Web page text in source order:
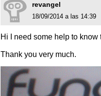
revangel
18/09/2014 a las 14:39
Hi I need some help to
Thank you very much.